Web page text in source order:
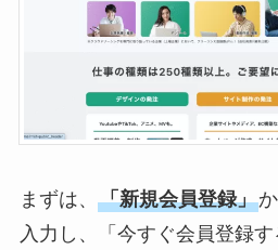
まずは、 「新規会員登録」
入力し、「今すぐ会員登録